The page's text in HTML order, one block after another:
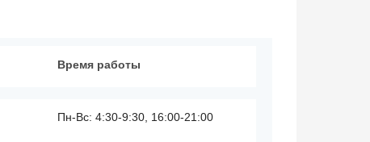
Время работы
Пн-Вс: 4:30-9:30, 16:00-21:00